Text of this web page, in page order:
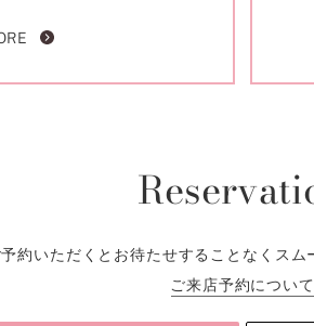
約いただくとお待たせすることなくスム
ご来店予約について